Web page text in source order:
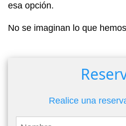
esa opción.
No se imaginan lo que
Realice una